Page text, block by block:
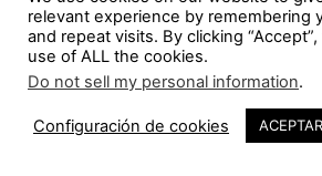
Marcelo Gardinetti
56 Publicaciones
https://marcelogardinetti.com/
José del Carmen Palacios
relevant experience by remembering
and repeat visits. By clicking
use of ALL the cookies.
Do not sell my personal information.
Configuración de cookies ACEPTAR